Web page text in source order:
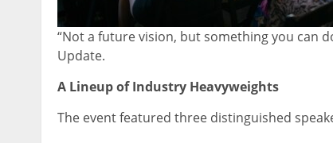
“Not a future vision, but something you can
Update.
A Lineup of Industry Heavyweights
The event featured three distinguished